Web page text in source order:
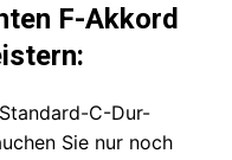
F-Akkord
C-Dur-
Sie nur noch